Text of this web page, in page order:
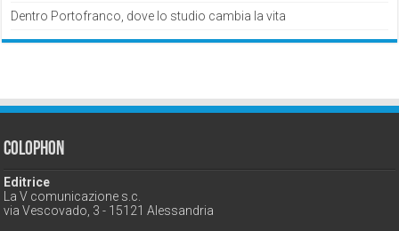
Dentro Portofranco, dove lo studio cambia la vita
Colophon
Editrice
La V comunicazione s.c.
via Vescovado, 3 - 15121 Alessandria